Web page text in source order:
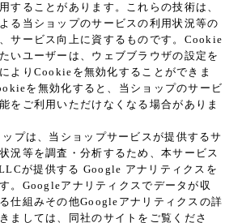
することがあります。これらの技術は、
る当ショップのサービスの利用状況等の
サービス向上に資するものです。Cookie
いユーザーは、ウェブブラウザの設定を
よりCookieを無効化することができま
を無効化すると、当ショップのサービ
をご利用いただけなくなる場合がありま
ップは、当ショップサービスが提供するサ
況等を調査・分析するため、本サービス
が提供する Google アナリティクスを
。Googleアナリティクスでデータが収
仕組みその他Googleアナリティクスの詳
ましては、同社のサイトをご覧くださ